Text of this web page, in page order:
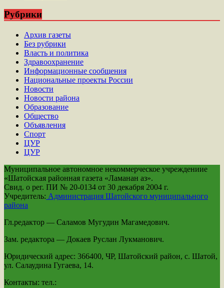
Рубрики
Архив газеты
Без рубрики
Власть и политика
Здравоохранение
Информационные сообщения
Национальные проекты России
Новости
Новости района
Образование
Общество
Объявления
Спорт
ЦУР
ЦУР
Муниципальное автономное некоммерческое учреждениие
«Шатойская районная газета «Ламанан аз».
Свид. о рег. ПИ № 20-0134 от 30 декабря 2004 г.
Учредитель: Администрация Шатойского муниципального
района
Гл.редактор — Саламов Мугудин Магамедович.
Зам. редактора — Докаев Руслан Лукманович.
Юридический адрес: 366400, ЧР, Шатойский район, с. Шатой,
ул. Салаудина Гугаева, 14.
Контакты: тел.: